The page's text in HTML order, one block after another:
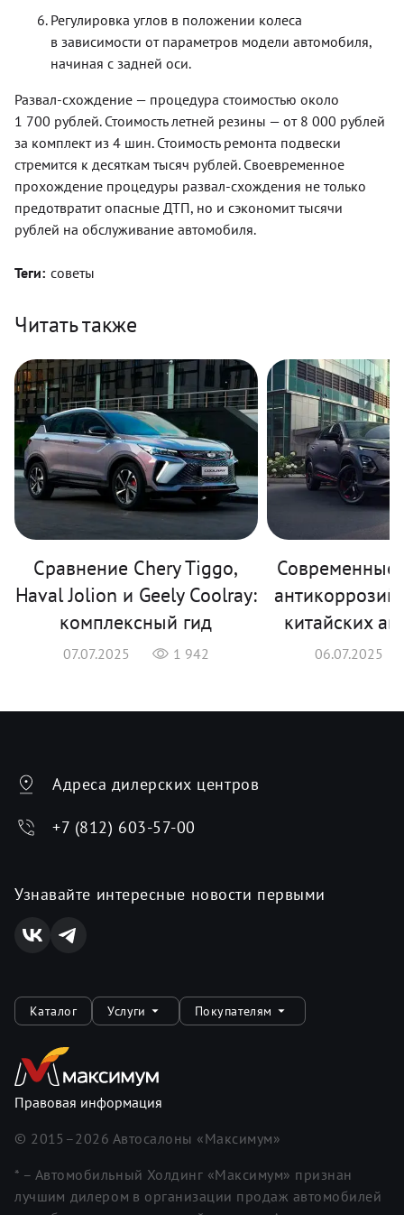
Регулировка углов в положении колеса
в зависимости от параметров модели автомобиля,
начиная с задней оси.
Развал-схождение — процедура стоимостью около
1 700 рублей. Стоимость летней резины — от 8 000 рублей
за комплект из 4 шин. Стоимость ремонта подвески
стремится к десяткам тысяч рублей. Своевременное
прохождение процедуры развал-схождения не только
предотвратит опасные ДТП, но и сэкономит тысячи
рублей на обслуживание автомобиля.
Теги: советы
Читать также
Сравнение Chery Tiggo,
Haval Jolion и Geely Coolray:
комплексный гид
07.07.2025 1 942
Современные
китайских
06.07.2025
Адреса дилерских центров
+7 (812) 603-57-00
Узнавайте интересные новости первыми
Каталог Услуги Покупателям
Правовая информация
© 2015–2026 Автосалоны «Максимум»
* – Автомобильный Холдинг «Максимум» признан
лучшим дилером в организации продаж автомобилей